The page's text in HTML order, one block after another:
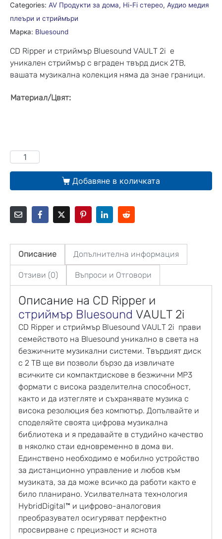
Categories: AV Продукти за дома, Hi-Fi стерео, Аудио медия
плеъри и стриймъри
Марка: Bluesound
CD Ripper и стриймър Bluesound VAULT 2i е
уникален стриймър с вграден твърд диск 2TB,
вашата музикална колекция няма да знае граници.
Материал/Цвят:
Добавяне в количката
Описание Допълнителна информация
Отзиви (0) Въпроси и Отговори
Описание на CD Ripper и
стриймър Bluesound VAULT 2i
CD Ripper и стриймър Bluesound VAULT 2i прави
семейството на Bluesound уникално в света на
безжичните музикални системи. Твърдият диск
с 2 TB ще ви позволи бързо да извличате
всичките си компактдискове в безжични MP3
формати с висока разделителна способност,
както и да изтегляте и съхранявате музика с
висока резолюция без компютър. Допълвайте и
споделяйте своята цифрова музикална
библиотека и я предавайте в студийно качество
в няколко стаи едновременно в дома ви.
Единствено необходимо е мобилно устройство
за дистанционно управление и любов към
музиката, за да може всичко да работи както е
било планирано. Усилвателната технология
HybridDigital™ и цифрово-аналоговия
преобразувател осигуряват перфектно
просвирване с прецизност и яснота